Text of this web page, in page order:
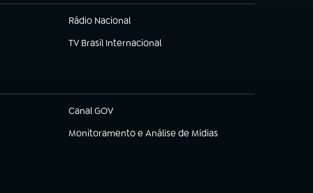
Rádio Nacional
TV Brasil Internacional
(abre em nova aba)
Canal GOV
(abre em nova aba)
Monitoramento e Análise de Mídias
(abre em nova aba)